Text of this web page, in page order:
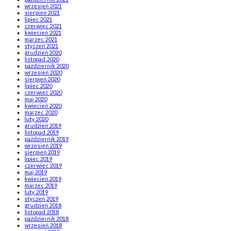
wrzesień 2021
sierpień 2021
lipiec 2021
czerwiec 2021
kwiecień 2021
marzec 2021
styczeń 2021
grudzień 2020
listopad 2020
październik 2020
wrzesień 2020
sierpień 2020
lipiec 2020
czerwiec 2020
maj 2020
kwiecień 2020
marzec 2020
luty 2020
grudzień 2019
listopad 2019
październik 2019
wrzesień 2019
sierpień 2019
lipiec 2019
czerwiec 2019
maj 2019
kwiecień 2019
marzec 2019
luty 2019
styczeń 2019
grudzień 2018
listopad 2018
październik 2018
wrzesień 2018